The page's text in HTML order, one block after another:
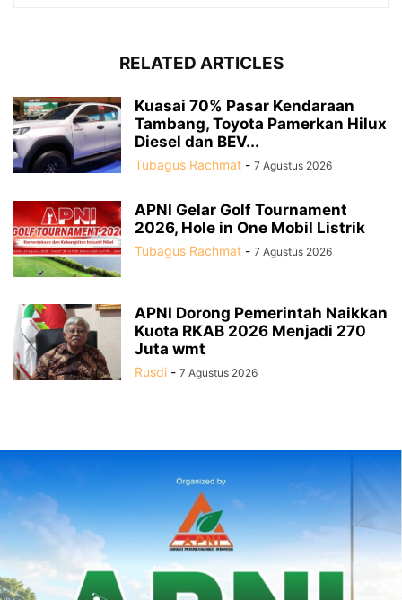
RELATED ARTICLES
Kuasai 70% Pasar Kendaraan
Tambang, Toyota Pamerkan Hilux
Diesel dan BEV...
Tubagus Rachmat - 7 Agustus 2026
APNI Gelar Golf Tournament
2026, Hole in One Mobil Listrik
Tubagus Rachmat - 7 Agustus 2026
APNI Dorong Pemerintah Naikkan
Kuota RKAB 2026 Menjadi 270
Juta wmt
Rusdi - 7 Agustus 2026